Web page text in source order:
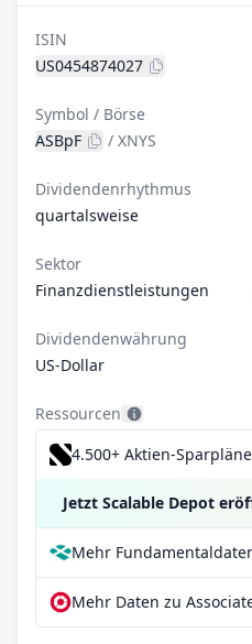
ISIN
US0454874027
Symbol / Börse
ASBpF
/ XNYS
Dividendenrhythmus
quartalsweise
Sektor
Finanzdienstleistungen
Dividendenwährung
US-Dollar
Ressourcen
4.500+ Aktien-
Jetzt Scalable Depot